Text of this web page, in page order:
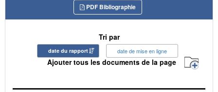
PDF Bibliographie
Tri par
date du rapport date de mise en ligne
Ajouter tous les documents de la page